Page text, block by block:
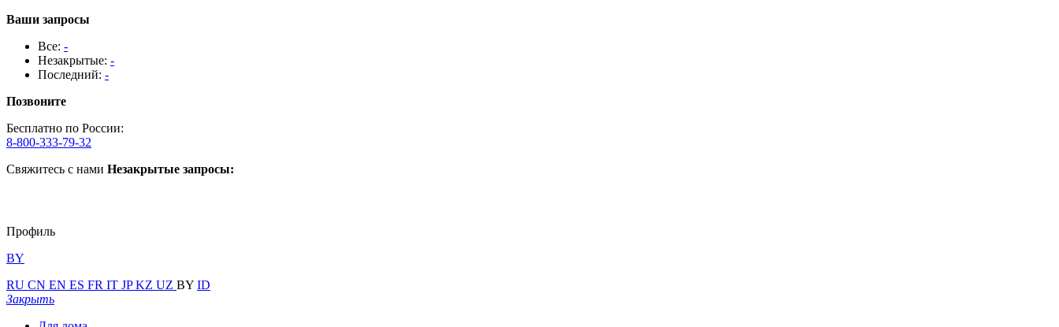
Ваши запросы
Все: -
Незакрытые: -
Последний: -
Позвоните
Бесплатно по России:
8-800-333-79-32
Свяжитесь с нами Незакрытые запросы:
Профиль
BY
RU CN EN ES FR IT JPKZ UZ BY ID
Закрыть